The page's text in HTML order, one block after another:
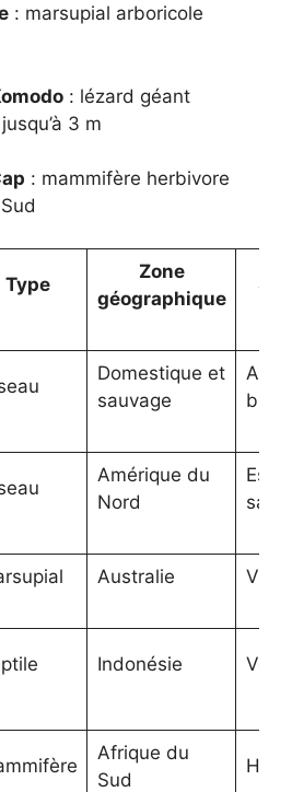
: marsupial arboricole
: lézard géant
3 m
: mammifère herbivore
Type
Zone
géographique
Domestique et
sauvage
Amérique du
Nord
Australie Vie
Indonésie
Afrique du
Sud